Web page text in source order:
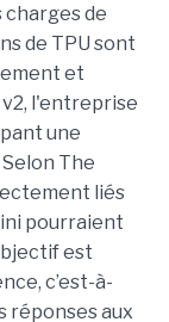
charges de
de TPU sont
et
v2, l'entreprise
une
The
liés
pourraient
est
c’est-à-
réponses aux